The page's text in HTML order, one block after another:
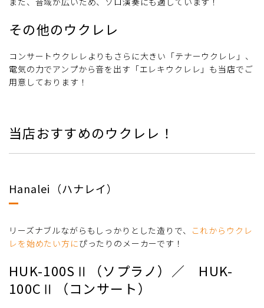
その他のウクレレ
コンサートウクレレよりもさらに大きい「テナーウクレレ」、
電気の力でアンプから音を出す「エレキウクレレ」も当店でご
用意しております！
当店おすすめのウクレレ！
Hanalei（ハナレイ）
リーズナブルながらもしっかりとした造りで、 これからウクレ
レを始めたい方にぴったりのメーカーです！
HUK-100SⅡ（ソプラノ）／ HUK-
100CⅡ（コンサート）